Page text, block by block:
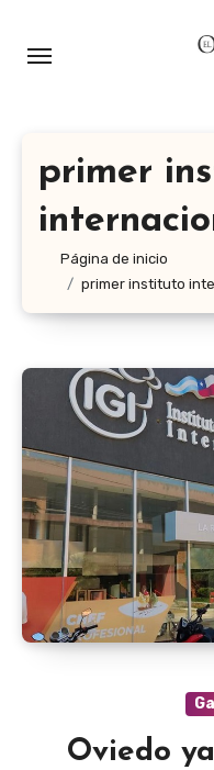
primer
Página de inicio
primer instituto
Oviedo